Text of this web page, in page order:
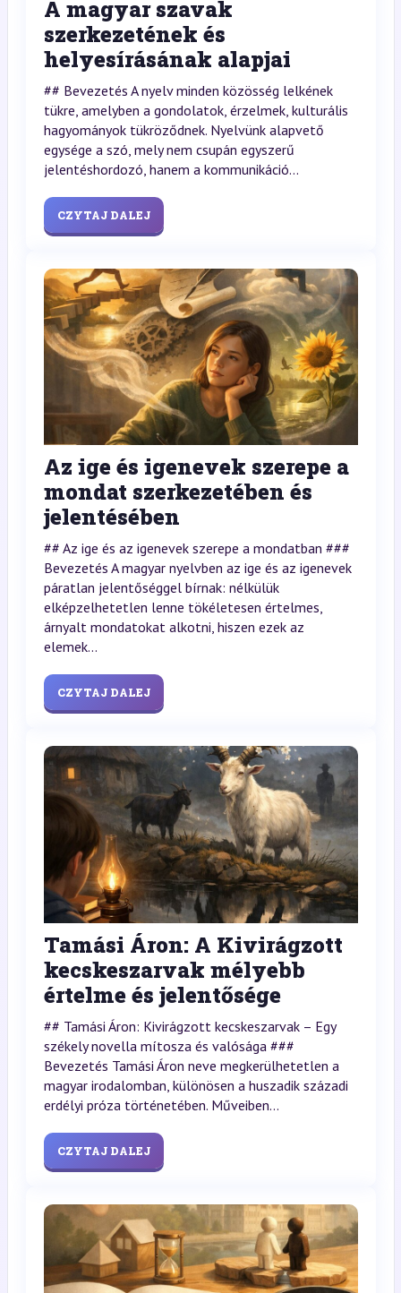
A magyar szavak
szerkezetének és
helyesírásának alapjai
## Bevezetés A nyelv minden közösség lelkének
tükre, amelyben a gondolatok, érzelmek, kulturális
hagyományok tükröződnek. Nyelvünk alapvető
egysége a szó, mely nem csupán egyszerű
jelentéshordozó, hanem a kommunikáció...
CZYTAJ DALEJ
Az ige és igenevek szerepe a
mondat szerkezetében és
jelentésében
## Az ige és az igenevek szerepe a mondatban ###
Bevezetés A magyar nyelvben az ige és az igenevek
páratlan jelentőséggel bírnak: nélkülük
elképzelhetetlen lenne tökéletesen értelmes,
árnyalt mondatokat alkotni, hiszen ezek az
elemek...
CZYTAJ DALEJ
Tamási Áron: A Kivirágzott
kecskeszarvak mélyebb
értelme és jelentősége
## Tamási Áron: Kivirágzott kecskeszarvak – Egy
székely novella mítosza és valósága ###
Bevezetés Tamási Áron neve megkerülhetetlen a
magyar irodalomban, különösen a huszadik századi
erdélyi próza történetében. Műveiben...
CZYTAJ DALEJ